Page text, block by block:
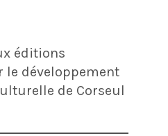
éditions
le développement
de Corseul